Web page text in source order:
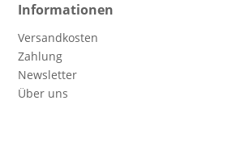
Informationen
Versandkosten
Zahlung
Newsletter
Über uns